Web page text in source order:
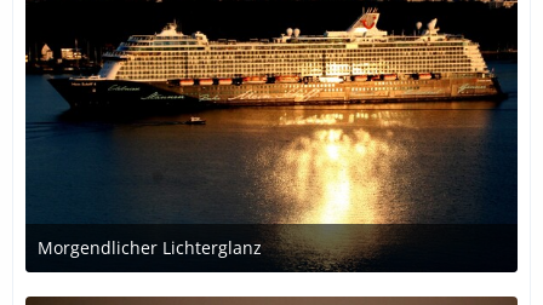
Morgendlicher Lichterglanz
30. Oktober 2018 um 01:10